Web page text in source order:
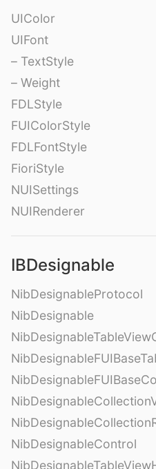
UIColor
UIFont
– TextStyle
– Weight
FDLStyle
FUIColorStyle
FDLFontStyle
FioriStyle
NUISettings
NUIRenderer
IBDesignable
NibDesignableProtocol
NibDesignable
NibDesignableControl